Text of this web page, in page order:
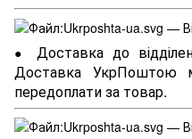
● Доставка до
Доставка УкрПоштою
передоплати за товар.